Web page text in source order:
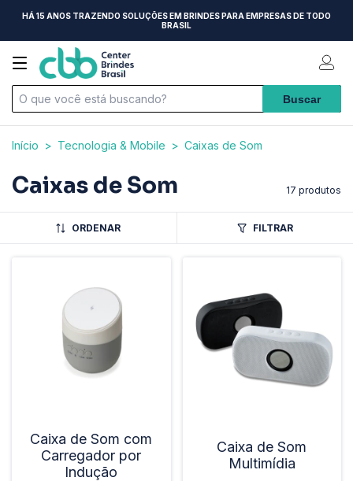
HÁ 15 ANOS TRAZENDO SOLUÇÕES EM BRINDES PARA EMPRESAS DE TODO
BRASIL
Início > Tecnologia & Mobile > Caixas de Som
Caixas de Som 17 produtos
ORDENAR FILTRAR
Caixa de Som com
Carregador por
Indução
Caixa de Som
Multimídia